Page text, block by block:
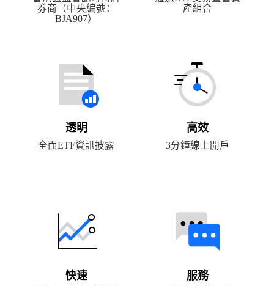
券商（中央編號：
BJA907）
產組合
透明
全面ETF資訊披露
高效
3分鐘線上開戶
快速 服務